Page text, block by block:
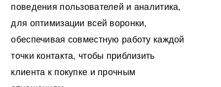
поведения пользователей и аналитика,
для оптимизации всей воронки,
обеспечивая совместную работу каждой
точки контакта, чтобы приблизить
клиента к покупке и прочным